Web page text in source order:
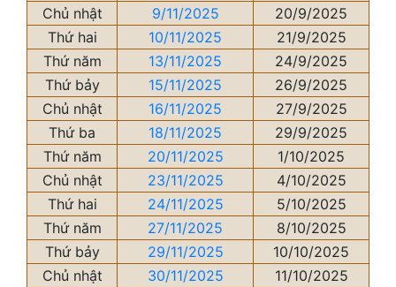
Chủ nhật
9/11/2025
20/9/2025
Thứ hai
10/11/2025
21/9/2025
Thứ năm
13/11/2025
24/9/2025
Thứ bảy
15/11/2025
26/9/2025
Chủ nhật
16/11/2025
27/9/2025
Thứ ba
18/11/2025
29/9/2025
Thứ năm
20/11/2025
1/10/2025
Chủ nhật
23/11/2025
4/10/2025
Thứ hai
24/11/2025
5/10/2025
Thứ năm
27/11/2025
8/10/2025
Thứ bảy
29/11/2025
10/10/2025
Chủ nhật
30/11/2025 11/10/2025